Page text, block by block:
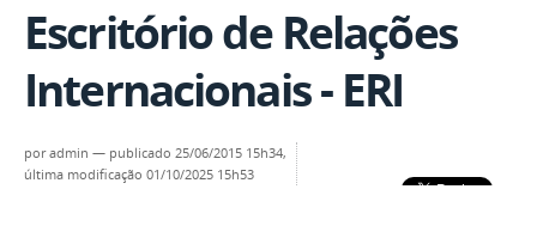
Escritório de Relações
Internacionais - ERI
poradmin — publicado 25/06/2015 15h34,
última modificação 01/10/2025 15h53